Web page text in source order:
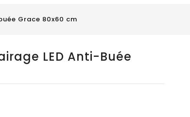
Grace 80x60 cm
LED Anti-Buée